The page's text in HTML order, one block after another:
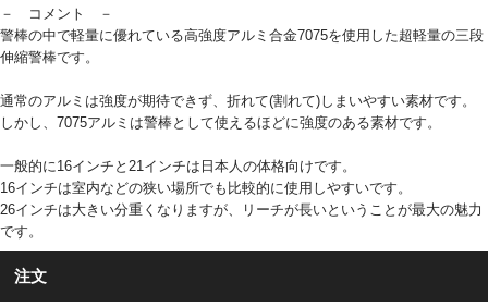
－ コメント －
警棒の中で軽量に優れている高強度アルミ合金7075を使用した超軽量の三段
伸縮警棒です。
通常のアルミは強度が期待できず、折れて(割れて)しまいやすい素材です。
しかし、7075アルミは警棒として使えるほどに強度のある素材です。
一般的に16インチと21インチは日本人の体格向けです。
16インチは室内などの狭い場所でも比較的に使用しやすいです。
26インチは大きい分重くなりますが、リーチが長いということが最大の魅力
です。
注文